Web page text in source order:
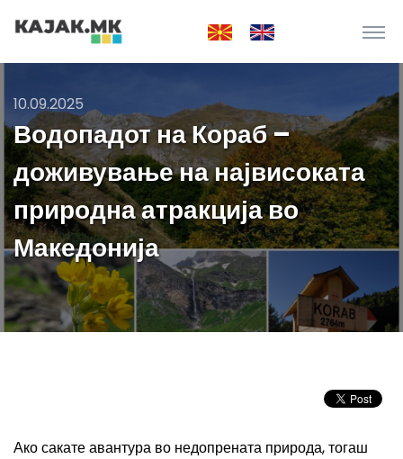
10.09.2025
Водопадот на Кораб –
доживување на највисоката
природна атракција во
Македонија
Ако сакате авантура во недопрената природа, тогаш